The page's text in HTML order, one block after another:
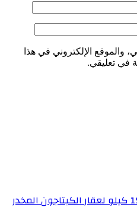
والموقع الإلكتروني في هذا
في تعليقي.